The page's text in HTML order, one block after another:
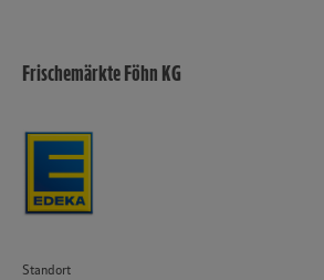
Frischemärkte Föhn KG
Standort